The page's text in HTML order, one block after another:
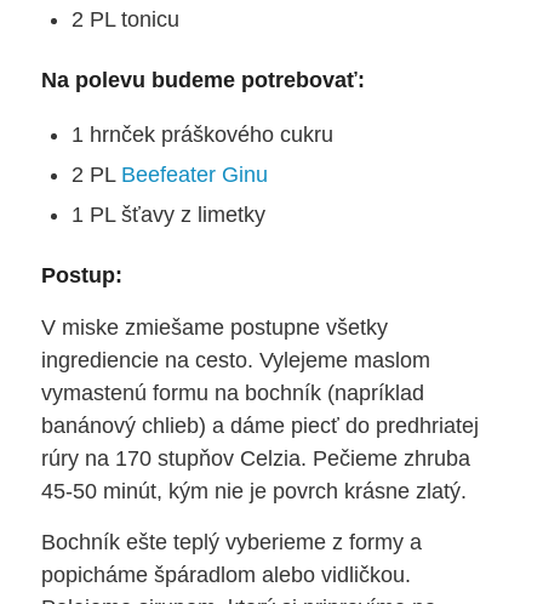
2 PL tonicu
Na polevu budeme potrebovať:
1 hrnček práškového cukru
2 PL Beefeater Ginu
1 PL šťavy z limetky
Postup:
V miske zmiešame postupne všetky
ingrediencie na cesto. Vylejeme maslom
vymastenú formu na bochník (napríklad
banánový chlieb) a dáme piecť do predhriatej
rúry na 170 stupňov Celzia. Pečieme zhruba
45-50 minút, kým nie je povrch krásne zlatý.
Bochník ešte teplý vyberieme z formy a
popicháme špáradlom alebo vidličkou.